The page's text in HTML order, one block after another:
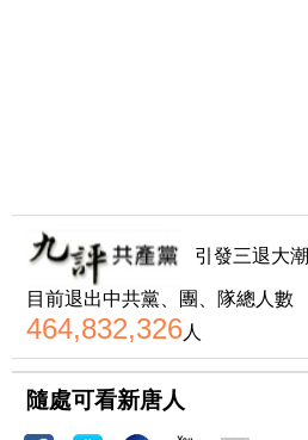
引發三退大潮
目前退出中共黨、團、隊總人數
464,832,326人
隨處可看新唐人